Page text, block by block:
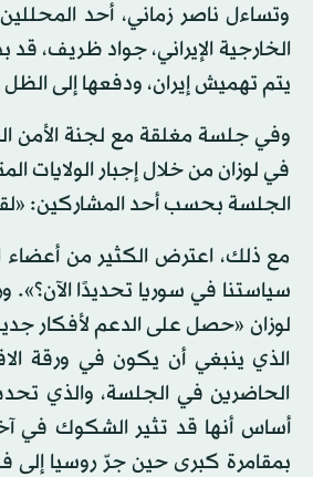
وتساءل ناصر زماني، أحد
الخارجية الإيراني، جواد ظريف،
يتم تهميش إيران، ودفعها إلى
وفي جلسة مغلقة مع لجنة الأمن
في لوزان من خلال إجبار الولايات
الجلسة بحسب أحد المشاركين:
مع ذلك، اعترض الكثير من
سياستنا في سوريا تحديدًا الآن؟».
لوزان «حصل على الدعم لأفكار
الذي ينبغي أن يكون في ورقة
الحاضرين في الجلسة، والذي
أساس أنها قد تثير الشكوك في
بمقامرة كبرى حين جرّ روسيا إلى